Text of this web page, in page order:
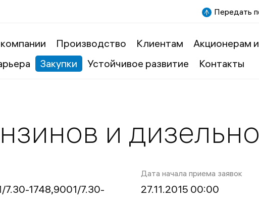
Передать
Производство Клиентам Акционерам
Закупки Устойчивое развитие Контакты
и
7.30-1748,9001/7.30-
Дата начала приема заявок
27.11.2015 00:00